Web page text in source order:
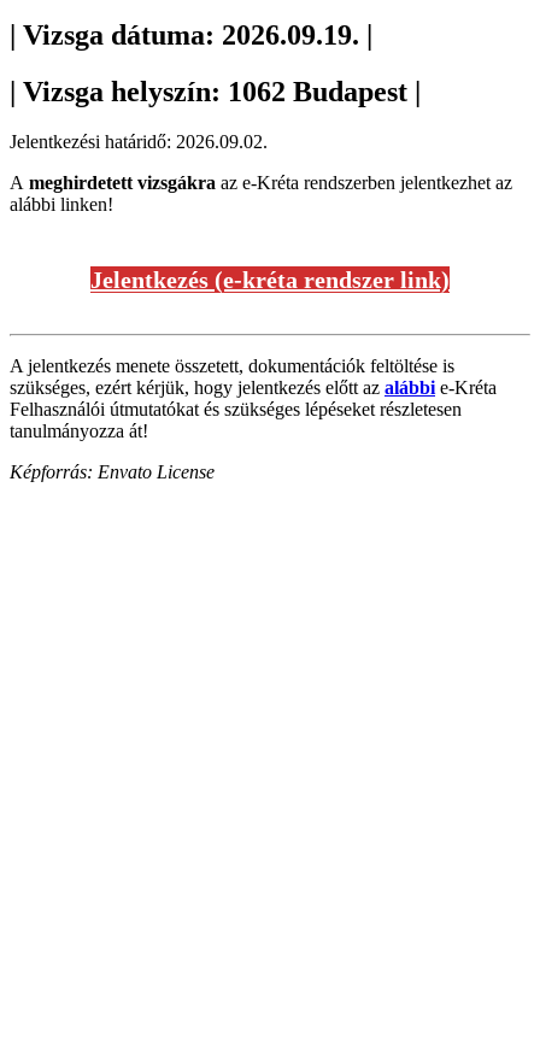
| Vizsga dátuma: 2026.09.19. |
| Vizsga helyszín: 1062 Budapest |
Jelentkezési határidő: 2026.09.02.
A meghirdetett vizsgákra az e-Kréta rendszerben jelentkezhet az
alábbi linken!
Jelentkezés (e-kréta rendszer link)
A jelentkezés menete összetett, dokumentációk feltöltése is
szükséges, ezért kérjük, hogy jelentkezés előtt az alábbie-Kréta
Felhasználói útmutatókat és szükséges lépéseket részletesen
tanulmányozza át!
Képforrás: Envato License